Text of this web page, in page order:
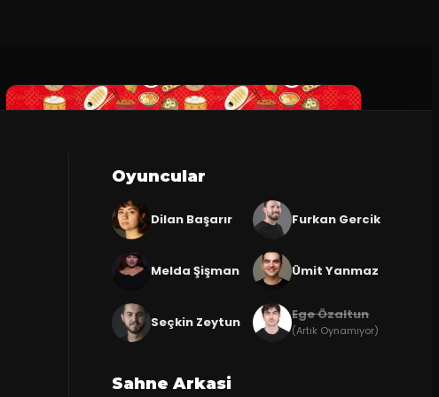
Oyuncular
Dilan Başarır Furkan Gercik
Melda Şişman Ümit Yanmaz
Seçkin Zeytun Ege Özaltun
(Artık Oynamıyor)
Sahne Arkasi